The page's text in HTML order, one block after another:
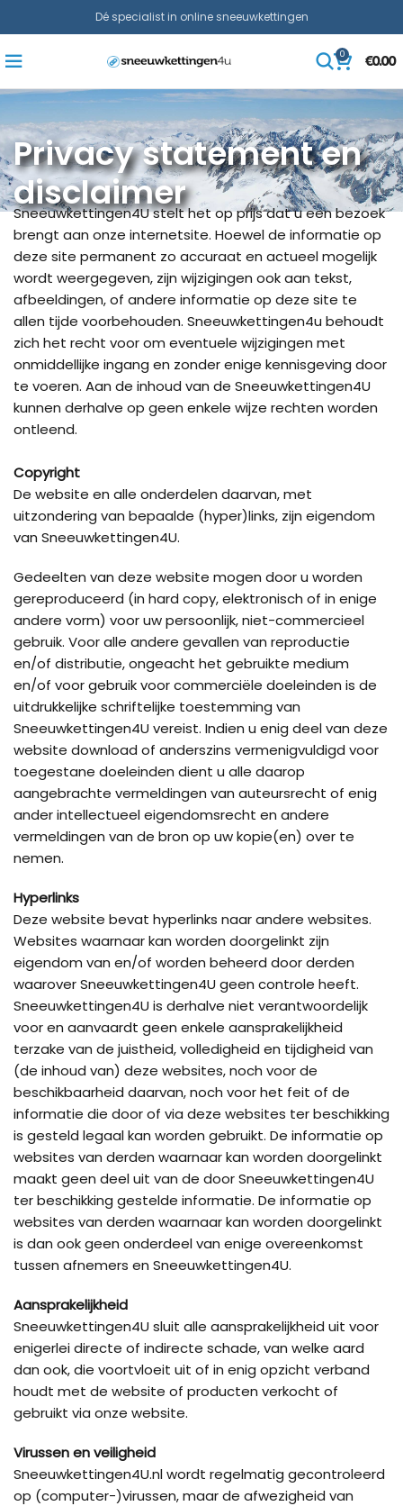
Dé specialist in online sneeuwkettingen
0
€0.00
Privacy statement en
disclaimer
Sneeuwkettingen4U stelt het op prijs dat u een bezoek
brengt aan onze internetsite. Hoewel de informatie op
deze site permanent zo accuraat en actueel mogelijk
wordt weergegeven, zijn wijzigingen ook aan tekst,
afbeeldingen, of andere informatie op deze site te
allen tijde voorbehouden. Sneeuwkettingen4u behoudt
zich het recht voor om eventuele wijzigingen met
onmiddellijke ingang en zonder enige kennisgeving door
te voeren. Aan de inhoud van de Sneeuwkettingen4U
kunnen derhalve op geen enkele wijze rechten worden
ontleend.
Copyright
De website en alle onderdelen daarvan, met
uitzondering van bepaalde (hyper)links, zijn eigendom
van Sneeuwkettingen4U.
Gedeelten van deze website mogen door u worden
gereproduceerd (in hard copy, elektronisch of in enige
andere vorm) voor uw persoonlijk, niet-commercieel
gebruik. Voor alle andere gevallen van reproductie
en/of distributie, ongeacht het gebruikte medium
en/of voor gebruik voor commerciële doeleinden is de
uitdrukkelijke schriftelijke toestemming van
Sneeuwkettingen4U vereist. Indien u enig deel van deze
website download of anderszins vermenigvuldigd voor
toegestane doeleinden dient u alle daarop
aangebrachte vermeldingen van auteursrecht of enig
ander intellectueel eigendomsrecht en andere
vermeldingen van de bron op uw kopie(en) over te
nemen.
Hyperlinks
Deze website bevat hyperlinks naar andere websites.
Websites waarnaar kan worden doorgelinkt zijn
eigendom van en/of worden beheerd door derden
waarover Sneeuwkettingen4U geen controle heeft.
Sneeuwkettingen4U is derhalve niet verantwoordelijk
voor en aanvaardt geen enkele aansprakelijkheid
terzake van de juistheid, volledigheid en tijdigheid van
(de inhoud van) deze websites, noch voor de
beschikbaarheid daarvan, noch voor het feit of de
informatie die door of via deze websites ter beschikking
is gesteld legaal kan worden gebruikt. De informatie op
websites van derden waarnaar kan worden doorgelinkt
maakt geen deel uit van de door Sneeuwkettingen4U
ter beschikking gestelde informatie. De informatie op
websites van derden waarnaar kan worden doorgelinkt
is dan ook geen onderdeel van enige overeenkomst
tussen afnemers en Sneeuwkettingen4U.
Aansprakelijkheid
Sneeuwkettingen4U sluit alle aansprakelijkheid uit voor
enigerlei directe of indirecte schade, van welke aard
dan ook, die voortvloeit uit of in enig opzicht verband
houdt met de website of producten verkocht of
gebruikt via onze website.
Virussen en veiligheid
Sneeuwkettingen4U.nl wordt regelmatig gecontroleerd
op (computer-)virussen, maar de afwezigheid van